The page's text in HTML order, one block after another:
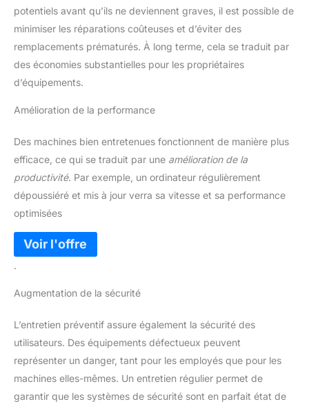
potentiels avant qu’ils ne deviennent graves, il est possible de
minimiser les réparations coûteuses et d’éviter des
remplacements prématurés. À long terme, cela se traduit par
des économies substantielles pour les propriétaires
d’équipements.
Amélioration de la performance
Des machines bien entretenues fonctionnent de manière plus
efficace, ce qui se traduit par une amélioration de la
productivité. Par exemple, un ordinateur régulièrement
dépoussiéré et mis à jour verra sa vitesse et sa performance
optimisées
.
Augmentation de la sécurité
L’entretien préventif assure également la sécurité des
utilisateurs. Des équipements défectueux peuvent
représenter un danger, tant pour les employés que pour les
machines elles-mêmes. Un entretien régulier permet de
garantir que les systèmes de sécurité sont en parfait état de